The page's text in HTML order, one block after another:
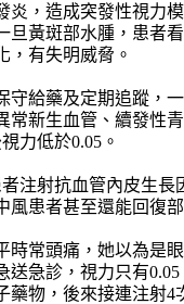
炎，造成突發性視力
旦黃斑部水腫，患者
，有失明威脅。
守給藥及定期追蹤，
常新生血管、續發性
力低於0.05。
注射抗血管內皮生長
風患者甚至還能回復
時常頭痛，她以為是
送急診，視力只有
藥物，後來接連注射4